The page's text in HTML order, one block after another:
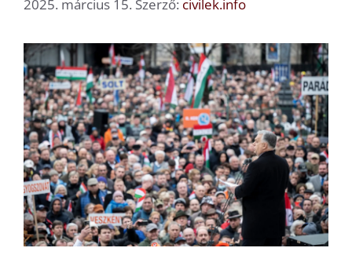
2025. március 15. Szerző: civilek.info